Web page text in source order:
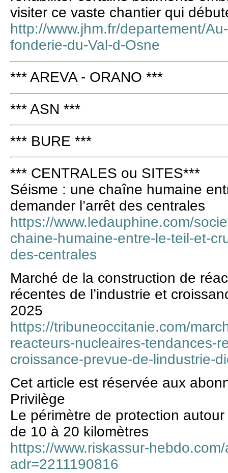
visiter ce vaste chantier qui
http://www.jhm.fr/departement/
fonderie-du-Val-d-Osne
*** AREVA - ORANO ***
*** ASN ***
*** BURE ***
*** CENTRALES ou SITES***
Séisme : une chaîne humaine
demander l’arrêt des centrales
https://www.ledauphine.com/
chaine-humaine-entre-le-teil-et-
des-centrales
Marché de la construction de
récentes de l’industrie et
2025
https://tribuneoccitanie.com/
reacteurs-nucleaires-tendances-
croissance-prevue-de-lindustrie-
Cet article est réservée aux
Privilège
Le périmètre de protection
de 10 à 20 kilomètres
https://www.riskassur-
adr=2211190816